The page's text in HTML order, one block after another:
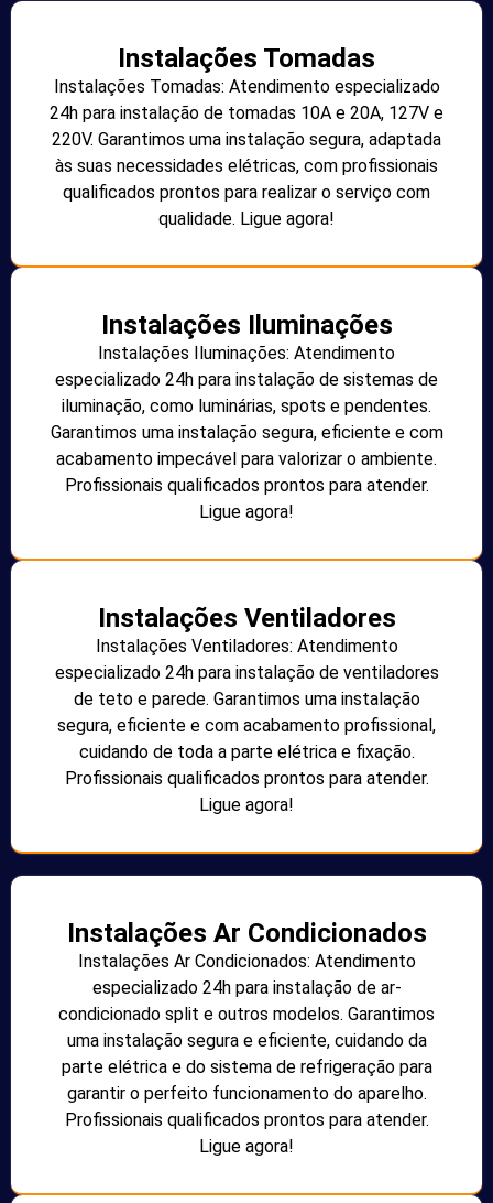
Instalações Tomadas
Instalações Tomadas: Atendimento especializado
24h para instalação de tomadas 10A e 20A, 127V e
220V. Garantimos uma instalação segura, adaptada
às suas necessidades elétricas, com profissionais
qualificados prontos para realizar o serviço com
qualidade. Ligue agora!
Instalações Iluminações
Instalações Iluminações: Atendimento
especializado 24h para instalação de sistemas de
iluminação, como luminárias, spots e pendentes.
Garantimos uma instalação segura, eficiente e com
acabamento impecável para valorizar o ambiente.
Profissionais qualificados prontos para atender.
Ligue agora!
Instalações Ventiladores
Instalações Ventiladores: Atendimento
especializado 24h para instalação de ventiladores
de teto e parede. Garantimos uma instalação
segura, eficiente e com acabamento profissional,
cuidando de toda a parte elétrica e fixação.
Profissionais qualificados prontos para atender.
Ligue agora!
Instalações Ar Condicionados
Instalações Ar Condicionados: Atendimento
especializado 24h para instalação de ar-
condicionado split e outros modelos. Garantimos
uma instalação segura e eficiente, cuidando da
parte elétrica e do sistema de refrigeração para
garantir o perfeito funcionamento do aparelho.
Profissionais qualificados prontos para atender.
Ligue agora!